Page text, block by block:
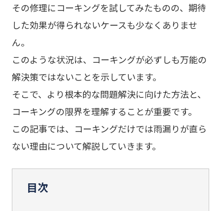
その修理にコーキングを試してみたものの、期待
した効果が得られないケースも少なくありませ
ん。
このような状況は、コーキングが必ずしも万能の
解決策ではないことを示しています。
そこで、より根本的な問題解決に向けた方法と、
コーキングの限界を理解することが重要です。
この記事では、コーキングだけでは雨漏りが直ら
ない理由について解説していきます。
目次